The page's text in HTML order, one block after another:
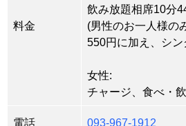
料金
飲み放題相席10分
(男性のお一人様の
550円に加え、シ
女性:
チャージ、食べ・
電話 093-967-1912